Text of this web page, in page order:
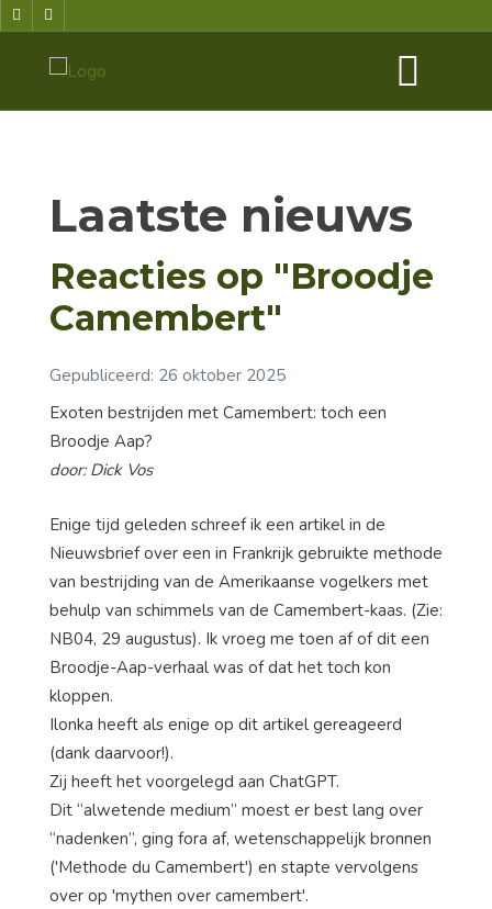
Laatste nieuws
Reacties op "Broodje
Camembert"
Gepubliceerd: 26 oktober 2025
Exoten bestrijden met Camembert: toch een
Broodje Aap?
door: Dick Vos
Enige tijd geleden schreef ik een artikel in de
Nieuwsbrief over een in Frankrijk gebruikte methode
van bestrijding van de Amerikaanse vogelkers met
behulp van schimmels van de Camembert-kaas. (Zie:
NB04, 29 augustus). Ik vroeg me toen af of dit een
Broodje-Aap-verhaal was of dat het toch kon
kloppen.
Ilonka heeft als enige op dit artikel gereageerd
(dank daarvoor!).
Zij heeft het voorgelegd aan ChatGPT.
Dit “alwetende medium” moest er best lang over
“nadenken”, ging fora af, wetenschappelijk bronnen
('Methode du Camembert') en stapte vervolgens
over op 'mythen over camembert'.